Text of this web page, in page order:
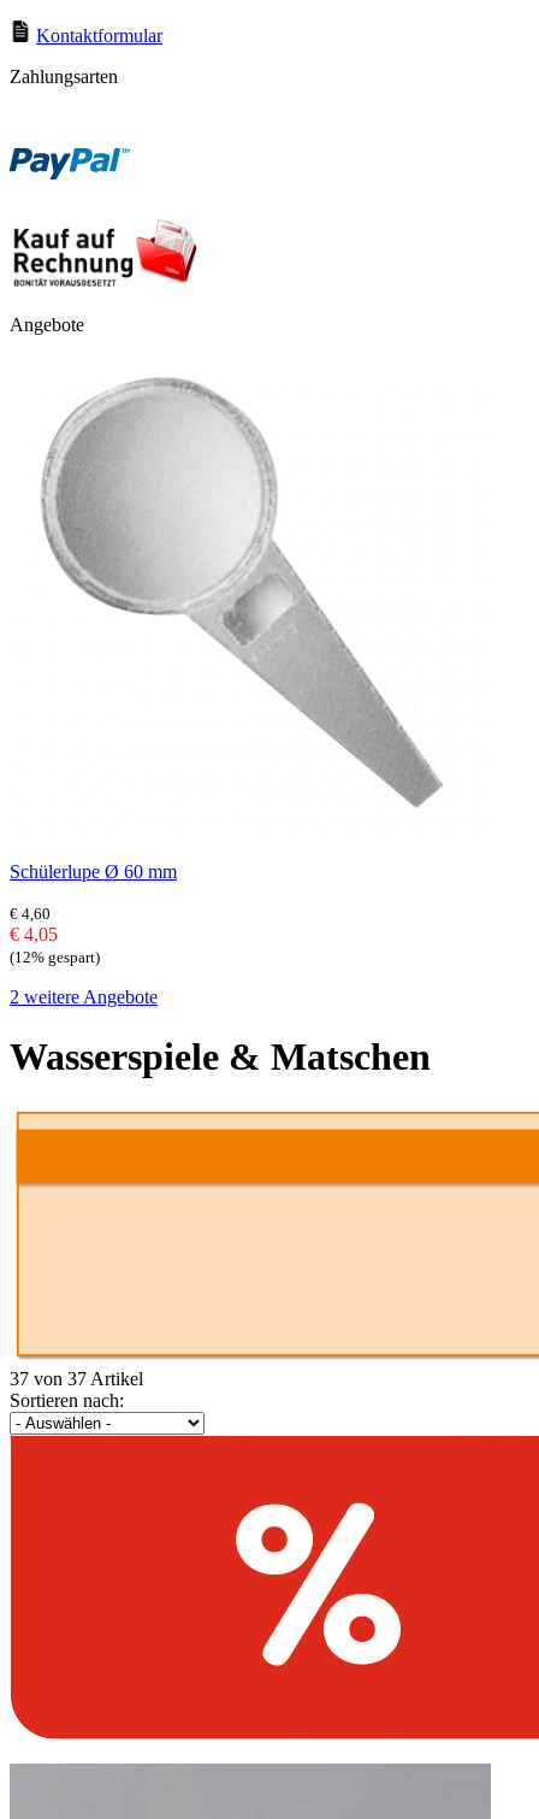
Kontaktformular
Zahlungsarten
Angebote
Schülerlupe Ø 60 mm
€ 4,60
€ 4,05
(12% gespart)
2 weitere Angebote
Wasserspiele & Matschen
37 von 37 Artikel
Sortieren nach: